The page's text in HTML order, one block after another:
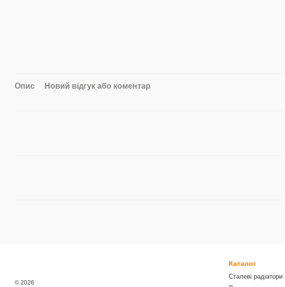
Опис Новий відгук або коментар
© 2026
Каталог
Сталеві радіатори